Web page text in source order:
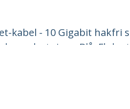
kabel - 10 Gigabit hakfri
dragavlastning - Blå,